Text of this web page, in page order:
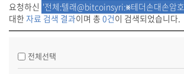
요청하신 '전체:텔래@bitcoinsyri:⨳테더손대손암
대한 자료 검색 결과이며 총 0건이 검색되었습니다.
전체선택